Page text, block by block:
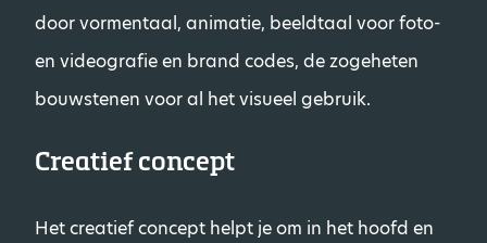
door vormentaal, animatie, beeldtaal voor foto-
en videografie en brand codes, de zogeheten
bouwstenen voor al het visueel gebruik.
Creatief concept
Het creatief concept helpt je om in het hoofd en